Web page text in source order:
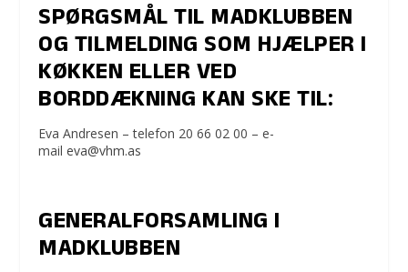
SPØRGSMÅL TIL MADKLUBBEN
OG TILMELDING SOM HJÆLPER I
KØKKEN ELLER VED
BORDDÆKNING KAN SKE TIL:
Eva Andresen – telefon 20 66 02 00 – e-
maileva@vhm.as
GENERALFORSAMLING I
MADKLUBBEN